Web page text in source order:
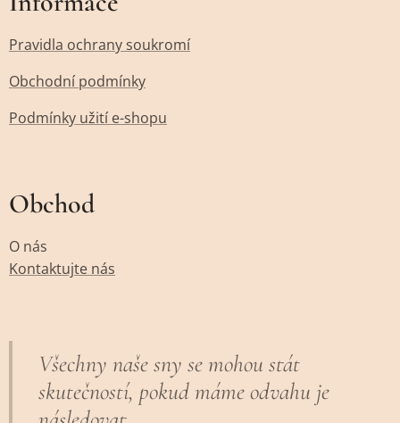
Pravidla ochrany soukromí
Obchodní podmínky
Podmínky užití e-shopu
Obchod
O nás
Kontaktujte nás
Všechny naše sny se mohou stát
skutečností, pokud máme odvahu je